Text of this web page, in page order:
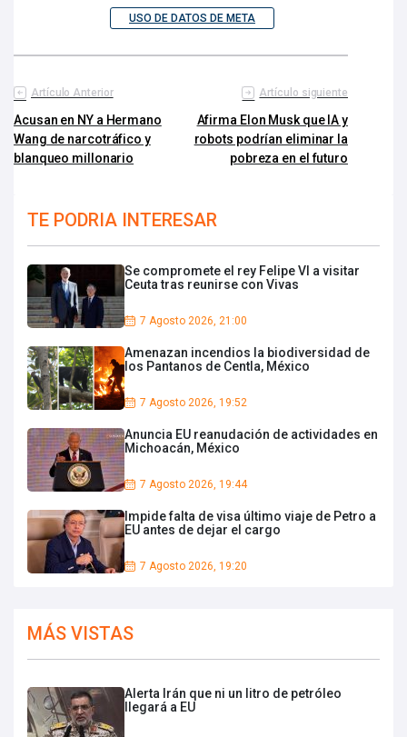
USO DE DATOS DE META
Artículo Anterior
Acusan en NY a Hermano
Wang de narcotráfico y
blanqueo millonario
Artículo siguiente
Afirma Elon Musk que IA y
robots podrían eliminar la
pobreza en el futuro
TE PODRIA INTERESAR
Se compromete el rey Felipe VI a visitar
Ceuta tras reunirse con Vivas
7 Agosto 2026, 21:00
Amenazan incendios la biodiversidad de
los Pantanos de Centla, México
7 Agosto 2026, 19:52
Anuncia EU reanudación de actividades en
Michoacán, México
7 Agosto 2026, 19:44
Impide falta de visa último viaje de Petro a
EU antes de dejar el cargo
7 Agosto 2026, 19:20
MÁS VISTAS
Alerta Irán que ni un litro de petróleo
llegará a EU